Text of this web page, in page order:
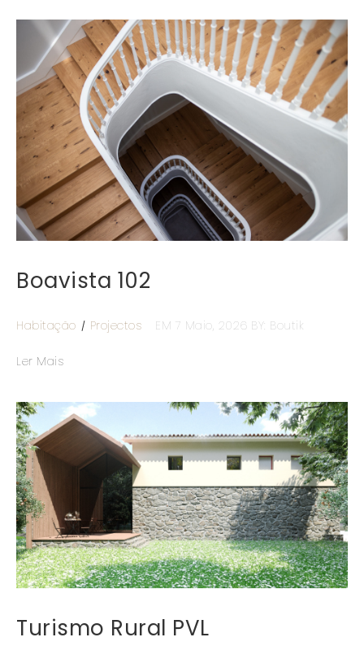
Boavista 102
Habitação Projectos EM 7 Maio, 2026 BY: Boutik
Ler Mais
Turismo Rural PVL